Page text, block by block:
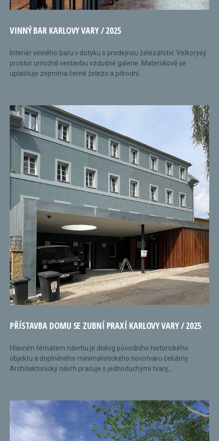
VINNÝ BAR KARLOVY VARY / 2025
Interiér vinného baru v dotyku s prodejnou železářství. Velkorysý
prostor umožnil vestavbu vzdušné galerie. Materiálově se
uplatňuje zejména černé železo a přírodní...
PŘÍSTAVBA DOMU SE ZUBNÍ PRAXÍ KARLOVY VARY / 2025
Hlavním tématem návrhu je dialog původního historického
objektu a doplněného minimalistického novotvaru čekárny.
Architektonický návrh pracuje s jednoduchými tvary,...